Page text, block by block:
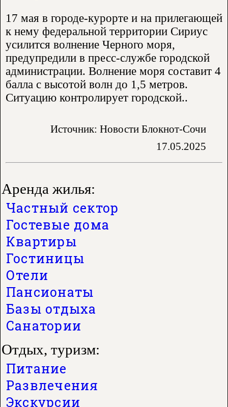
Аренда жилья:
Частный сектор
Гостевые дома
Квартиры
Гостиницы
Отели
Пансионаты
Базы отдыха
Санатории
Отдых, туризм:
Питание
Развлечения
Экскурсии
17 мая в городе-курорте и на прилегающей
к нему федеральной территории Сириус
усилится волнение Черного моря,
предупредили в пресс-службе городской
администрации. Волнение моря составит 4
балла с высотой волн до 1,5 метров.
Ситуацию контролирует городской..
Источник: Новости Блокнот-Сочи
17.05.2025